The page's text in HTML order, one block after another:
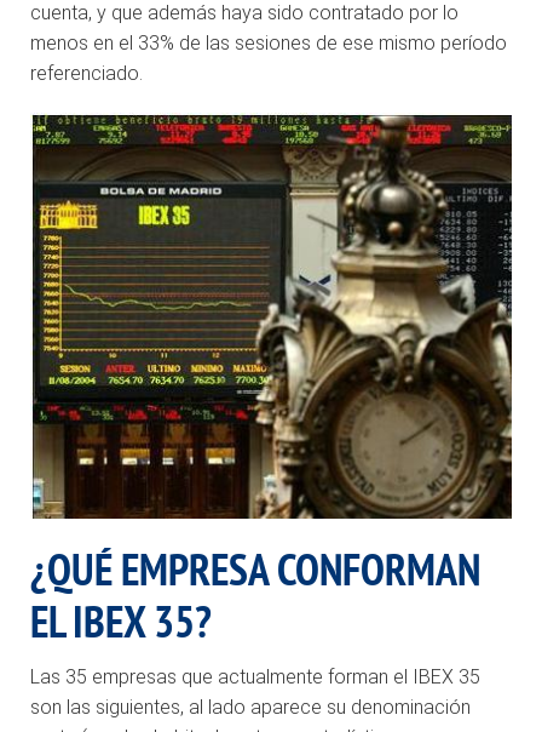
cuenta, y que además haya sido contratado por lo
menos en el 33% de las sesiones de ese mismo período
referenciado.
¿QUÉ EMPRESA CONFORMAN
EL IBEX 35?
Las 35 empresas que actualmente forman el IBEX 35
son las siguientes, al lado aparece su denominación